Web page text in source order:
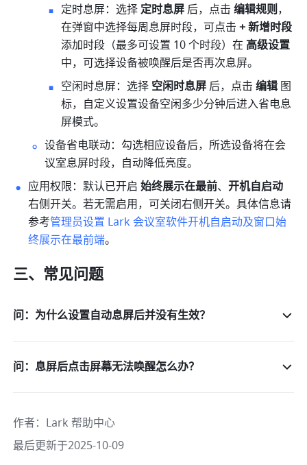
定时息屏：选择 定时息屏 后，点击 编辑规则，
在弹窗中选择每周息屏时段，可点击 + 新增时段
添加时段（最多可设置 10 个时段）在 高级设置
中，可选择设备被唤醒后是否再次息屏。
空闲时息屏：选择 空闲时息屏 后，点击 编辑 图
标，自定义设置设备空闲多少分钟后进入省电息
屏模式。
设备省电联动：勾选相应设备后，所选设备将在会
议室息屏时段，自动降低亮度。
应用权限：默认已开启 始终展示在最前、开机自启动
右侧开关。若无需启用，可关闭右侧开关。具体信息请
参考管理员设置 Lark 会议室软件开机自启动及窗口始
终展示在最前端。
三、常见问题
问：为什么设置自动息屏后并没有生效？
问：息屏后点击屏幕无法唤醒怎么办？
作者： Lark 帮助中心
最后更新于2025-10-09